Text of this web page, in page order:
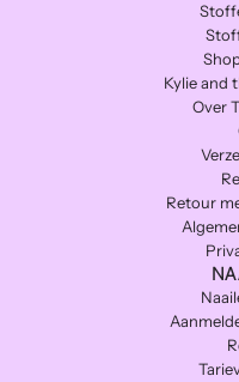
Kylie and
Over
Retour